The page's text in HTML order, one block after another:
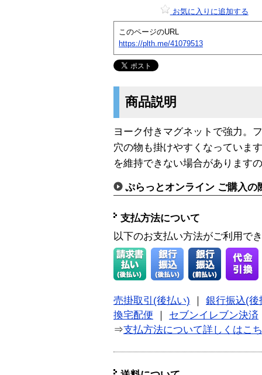
お気に入りに追加する
このページのURL
https://plth.me/41079513
商品説明
ヨーク付きマグネットで強力。
穴の物も掛けやすくなっていま
を維持できない場合があります
ぷらっとオンライン ご購入の
支払方法について
以下のお支払い方法がご利用で
売掛取引(後払い)
銀行振込(後
換宅配便
セブンイレブン決済
⇒支払方法について詳しくはこ